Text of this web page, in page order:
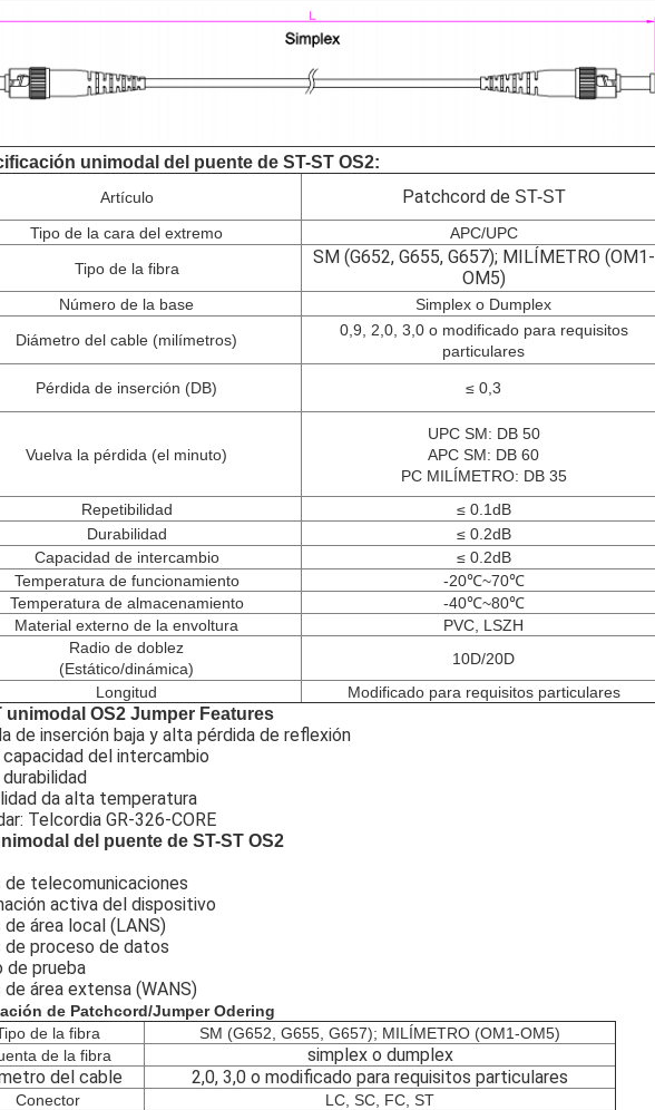
unimodal del puente de ST-ST OS2:
Artículo Patchcord de ST-ST
Tipo de la cara del extremo
APC/UPC
Tipo de la fibra
SM (G652, G655, G657); MILÍMETRO (OM1-
OM5)
Número de la base
Simplex o Dumplex
Diámetro del cable (milímetros)
0,9 2,0, 3,0 o modificado para requisitos
particulares
Pérdida de inserción (DB) ≤ 0,3
Vuelva la pérdida (el minuto)
UPC SM: DB 50
APC SM: DB 60
PC MILÍMETRO: DB 35
Repetibilidad
≤ 0.1dB
Durabilidad
≤ 0.2dB
Capacidad de intercambio
≤ 0.2dB
Temperatura de funcionamiento
-20℃~70℃
Temperatura de almacenamiento
-40℃~80℃
Material externo de la envoltura
PVC LSZH
Radio de doblez
(Estático/dinámica)
10D/20D
Longitud
Modificado para requisitos particulares
unimodal OS2 Jumper Features
de inserción baja y alta pérdida de reflexión
capacidad del intercambio
durabilidad
da alta temperatura
Telcordia GR-326-CORE
del puente de ST-ST OS2
de telecomunicaciones
activa del dispositivo
de área local (LANS)
de proceso de datos
de prueba
de área extensa (WANS)
de Patchcord/Jumper Odering
de la fibra
SM (G652 G655 G657); MILÍMETRO (OM1-OM5)
de la fibra
simplex o dumplex
del cable
2,0, 3,0 o modificado para requisitos particulares
Conector LC, SC, FC, ST